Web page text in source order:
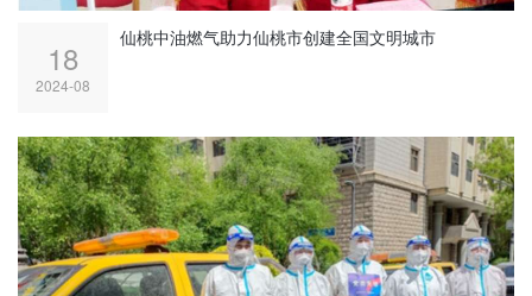
18
2024-08
仙桃中油燃气助力仙桃市创建全国文明城市